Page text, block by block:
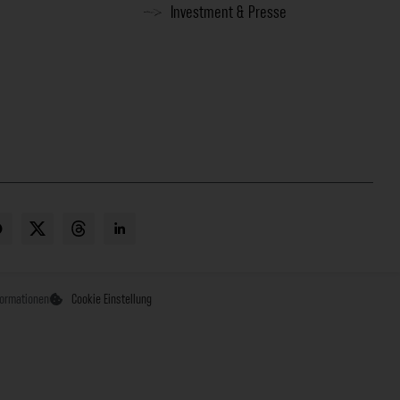
Investment & Presse
Cookie Einstellung